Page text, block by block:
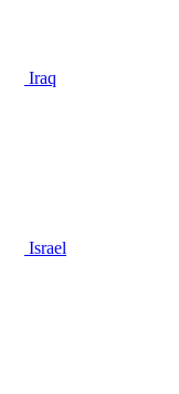
Iraq
Israel